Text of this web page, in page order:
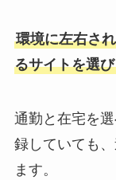
環境に左右さ
るサイトを選
通勤と在宅を
録していても
ます。